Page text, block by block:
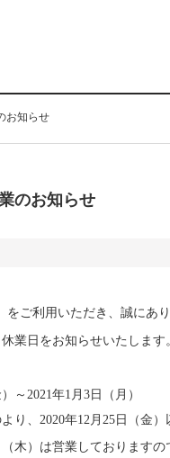
お知らせ
のお知らせ
をご利用いただき、誠にあ
業日をお知らせいたします
）～ 2021年1 月 3 日（ 月 ）
り、 2020年12月 25日（金）
（木 ）は営業しておりますの